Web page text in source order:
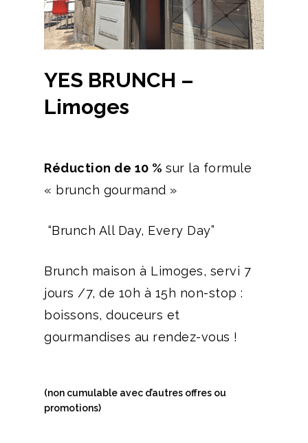
YES BRUNCH –
Limoges
Réduction de 10 % sur la formule
« brunch gourmand »
“Brunch All Day, Every Day”
Brunch maison à Limoges, servi 7
jours /7, de 10h à 15h non-stop :
boissons, douceurs et
gourmandises au rendez-vous !
(non cumulable avec d’autres offres ou
promotions)